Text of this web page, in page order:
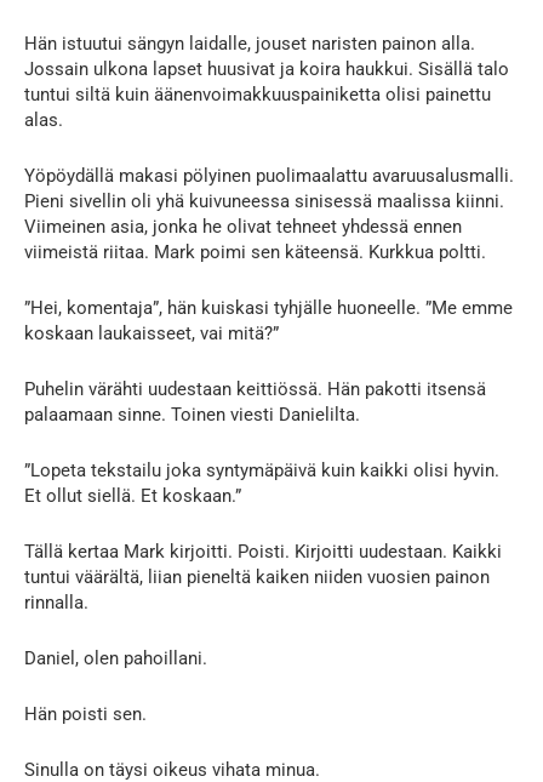
Hän istuutui sängyn laidalle, jouset naristen painon alla.
Jossain ulkona lapset huusivat ja koira haukkui. Sisällä talo
tuntui siltä kuin äänenvoimakkuuspainiketta olisi painettu
alas.
Yöpöydällä makasi pölyinen puolimaalattu avaruusalusmalli.
Pieni sivellin oli yhä kuivuneessa sinisessä maalissa kiinni.
Viimeinen asia, jonka he olivat tehneet yhdessä ennen
viimeistä riitaa. Mark poimi sen käteensä. Kurkkua poltti.
”Hei, komentaja”, hän kuiskasi tyhjälle huoneelle. ”Me emme
koskaan laukaisseet, vai mitä?”
Puhelin värähti uudestaan keittiössä. Hän pakotti itsensä
palaamaan sinne. Toinen viesti Danielilta.
”Lopeta tekstailu joka syntymäpäivä kuin kaikki olisi hyvin.
Et ollut siellä. Et koskaan.”
Tällä kertaa Mark kirjoitti. Poisti. Kirjoitti uudestaan. Kaikki
tuntui väärältä, liian pieneltä kaiken niiden vuosien painon
rinnalla.
Daniel, olen pahoillani.
Hän poisti sen.
Sinulla on täysi oikeus vihata minua.